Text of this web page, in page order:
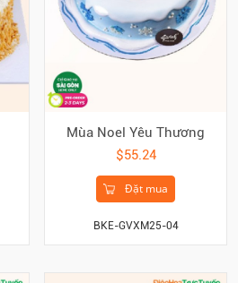
Mùa Noel Yêu Thương
$55.24
Đặt mua
BKE-GVXM25-04